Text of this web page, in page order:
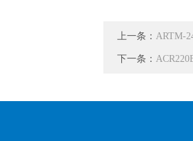
上一条： ARTM-
下一条：